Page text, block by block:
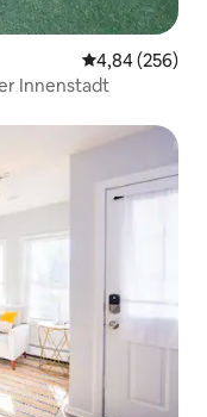
4,84 (256)
Innenstadt